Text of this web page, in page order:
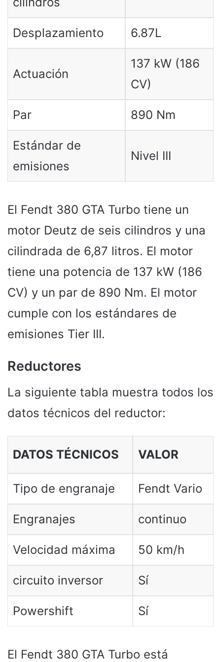
Desplazamiento 6.87L
Actuación
137 kW (186
CV)
Par 890 Nm
Estándar de
emisiones
Nivel III
El Fendt 380 GTA Turbo tiene un
motor Deutz de seis cilindros y una
cilindrada de 6,87 litros. El motor
tiene una potencia de 137 kW (186
CV) y un par de 890 Nm. El motor
cumple con los estándares de
emisiones Tier III.
Reductores
La siguiente tabla muestra todos los
datos técnicos del reductor:
DATOS TÉCNICOS VALOR
Tipo de engranaje Fendt Vario
Engranajes continuo
Velocidad máxima 50 km/h
circuito inversor Sí
Powershift Sí
El Fendt 380 GTA Turbo está